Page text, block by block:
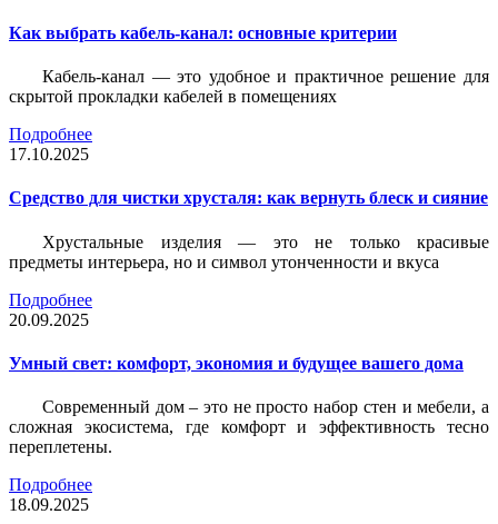
Как выбрать кабель-канал: основные критерии
Кабель-канал — это удобное и практичное решение для
скрытой прокладки кабелей в помещениях
Подробнее
17.10.2025
Средство для чистки хрусталя: как вернуть блеск и сияние
Хрустальные изделия — это не только красивые
предметы интерьера, но и символ утонченности и вкуса
Подробнее
20.09.2025
Умный свет: комфорт, экономия и будущее вашего дома
Современный дом – это не просто набор стен и мебели, а
сложная экосистема, где комфорт и эффективность тесно
переплетены.
Подробнее
18.09.2025